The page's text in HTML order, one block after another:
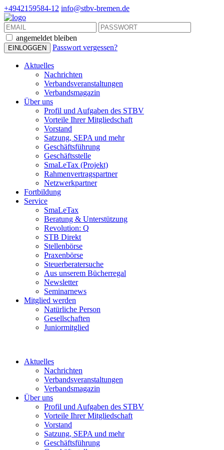
+4942159584-12 info@stbv-bremen.de
angemeldet bleiben
Passwort vergessen?
Aktuelles
Nachrichten
Verbandsveranstaltungen
Verbandsmagazin
Über uns
Profil und Aufgaben des STBV
Vorteile Ihrer Mitgliedschaft
Vorstand
Satzung, SEPA und mehr
Geschäftsführung
Geschäftsstelle
SmaLeTax (Projekt)
Rahmenvertragspartner
Netzwerkpartner
Fortbildung
Service
SmaLeTax
Beratung & Unterstützung
Revolution: Q
STB Direkt
Stellenbörse
Praxenbörse
Steuerberatersuche
Aus unserem Bücherregal
Newsletter
Seminarnews
Mitglied werden
Natürliche Person
Gesellschaften
Juniormitglied
Aktuelles
Nachrichten
Verbandsveranstaltungen
Verbandsmagazin
Über uns
Profil und Aufgaben des STBV
Vorteile Ihrer Mitgliedschaft
Vorstand
Satzung, SEPA und mehr
Geschäftsführung